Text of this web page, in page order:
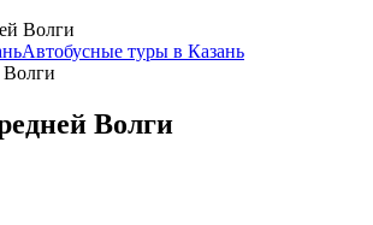
Автобусные туры в Казань
Волги
Волги